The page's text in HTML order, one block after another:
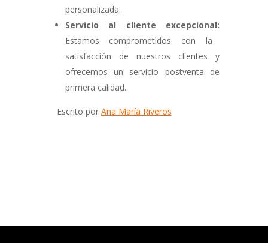
personalizada.
Servicio al cliente excepcional:
Estamos comprometidos con la
satisfacción de nuestros clientes y
ofrecemos un servicio postventa de
primera calidad.
Escrito por Ana María Riveros